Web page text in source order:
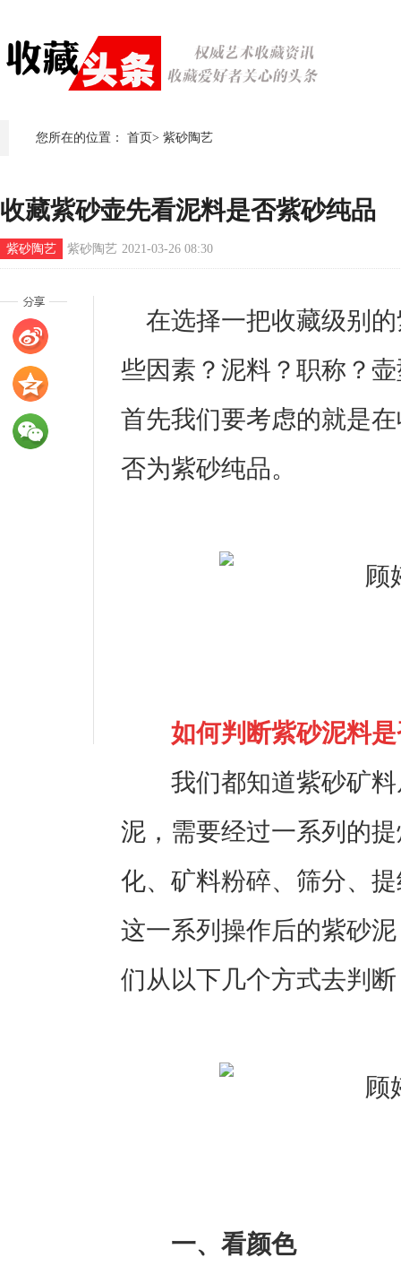
您所在的位置： 首页> 紫砂陶艺
收藏紫砂壶先看泥料是否紫砂纯品
紫砂陶艺 紫砂陶艺 2021-03-26 08:30
在选择一把收藏级别
些因素？泥料？职称？
首先我们要考虑的就是
否为紫砂纯品。
如何判断紫砂泥料是
我们都知道紫砂矿料
泥，需要经过一系列的
化、矿料粉碎、筛分、
这一系列操作后的紫砂
们从以下几个方式去判
一、看颜色